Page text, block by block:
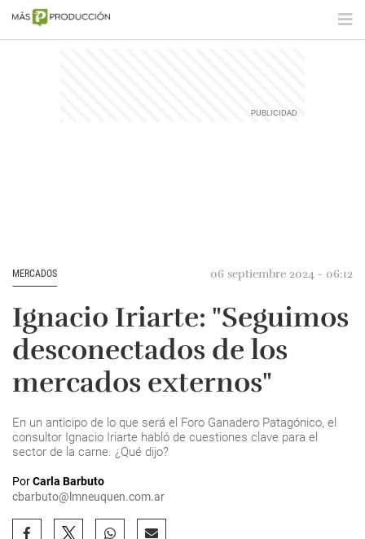
MERCADOS 06 septiembre 2024 - 06:12
Ignacio Iriarte: "Seguimos
desconectados de los
mercados externos"
En un anticipo de lo que será el Foro Ganadero Patagónico, el
consultor Ignacio Iriarte habló de cuestiones clave para el
sector de la carne. ¿Qué dijo?
PorCarla Barbuto
cbarbuto@lmneuquen.com.ar